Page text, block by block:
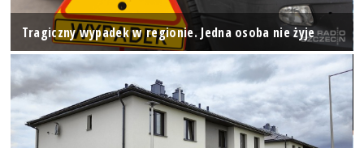
Tragiczny wypadek w regionie. Jedna osoba nie żyje